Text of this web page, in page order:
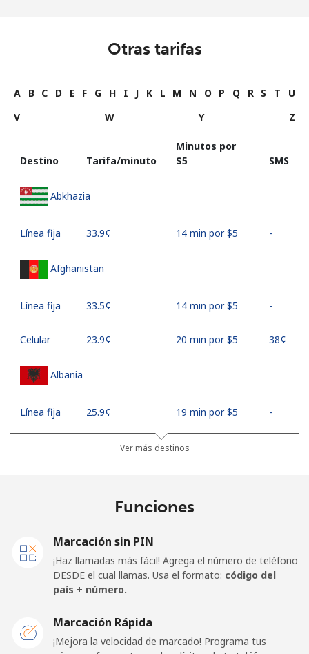
Otras tarifas
A B C D E F G H I J K L M N O P Q R S T
U
V
W Y Z
Destino Tarifa/minuto
Minutos por
⁦$5⁩
SMS
Abkhazia
Línea fija ⁦33.9¢⁩ 14 min por ⁦$5⁩ -
Afghanistan
Línea fija ⁦33.5¢⁩ 14 min por ⁦$5⁩ -
Celular ⁦23.9¢⁩ 20 min por ⁦$5⁩ ⁦38¢⁩
Albania
Línea fija ⁦25.9¢⁩ 19 min por ⁦$5⁩ -
10 min por ⁦$5⁩
Celular
American Samoa
Línea fija ⁦19.5¢⁩
Ver más destinos
Funciones
Marcación sin PIN
¡Haz llamadas más fácil! Agrega el número de teléfono
DESDE el cual llamas. Usa el formato: código del
país + número.
Marcación Rápida
¡Mejora la velocidad de marcado! Programa tus